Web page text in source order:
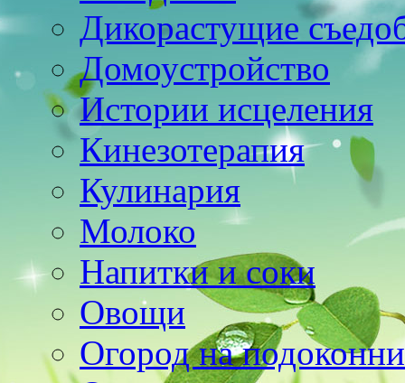
Дикорастущие
Домоустройство
Истории исцеления
Кинезотерапия
Кулинария
Молоко
Напитки и соки
Овощи
Огород на